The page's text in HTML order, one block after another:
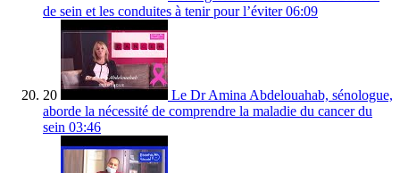
de sein et les conduites à tenir pour l’éviter 06:09
20
Le Dr Amina Abdelouahab, sénologue,
aborde la nécessité de comprendre la maladie du cancer du
sein 03:46